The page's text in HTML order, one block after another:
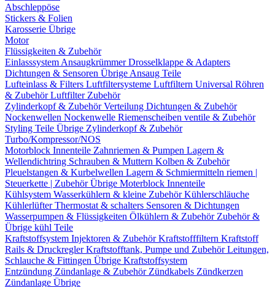
Abschleppöse
Stickers & Folien
Karosserie Übrige
Motor
Flüssigkeiten & Zubehör
Einlasssystem AnsaugkrümmerDrosselklappe & Adapters
Dichtungen & Sensoren Übrige Ansaug Teile
Lufteinlass & Filters Luftfiltersysteme Luftfiltern Universal Röhren
& ZubehörLuftfilter Zubehör
Zylinderkopf & ZubehörVerteilung Dichtungen & Zubehör
Nockenwellen Nockenwelle Riemenscheiben ventile & Zubehör
Styling Teile Übrige Zylinderkopf & Zubehör
Turbo/Kompressor/NOS
Motorblock Innenteile Zahnriemen & Pumpen Lagern &
Wellendichtring Schrauben & Muttern Kolben & Zubehör
Pleuelstangen & Kurbelwellen Lagern & Schmiermitteln riemen |
Steuerkette | ZubehörÜbrige Moterblock Innenteile
Kühlsystem Wasserkühlern & kleine ZubehörKühlerschläuche
KühlerlüfterThermostat & schalters Sensoren & Dichtungen
Wasserpumpen & Flüssigkeiten Ölkühlern & Zubehör Zubehör &
Übrige kühl Teile
Kraftstoffsystem Injektoren & ZubehörKraftstofffiltern Kraftstoff
Rails & DruckreglerKraftstofftank, Pumpe und ZubehörLeitungen,
Schlauche & Fittingen Übrige Kraftstoffsystem
Entzündung Zündanlage & Zubehör Zündkabels Zündkerzen
Zündanlage Übrige